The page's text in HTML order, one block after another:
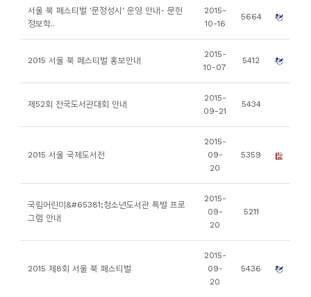
서울 북 페스티벌 '문정성시' 운영 안내- 문헌
정보학..
2015-
10-16
5664
2015 서울 북 페스티벌 홍보안내
2015-
10-07
5412
제52회 전국도서관대회 안내
2015-
09-21
5434
2015 서울 국제도서전
2015-
09-
20
5359
국립어린이&#65381;청소년도서관 특별 프로
그램 안내
2015-
09-
20
5211
2015 제8회 서울 북 페스티벌
2015-
09-
20
5436